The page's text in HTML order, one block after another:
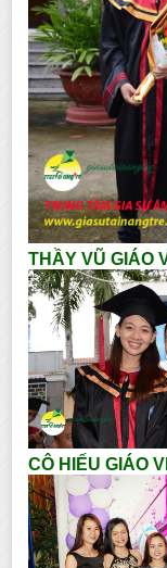
THẦY VŨ GIÁO
CÔ HIẾU GIÁO